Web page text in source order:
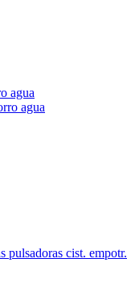
agua
agua
pulsadoras cist. empotr.